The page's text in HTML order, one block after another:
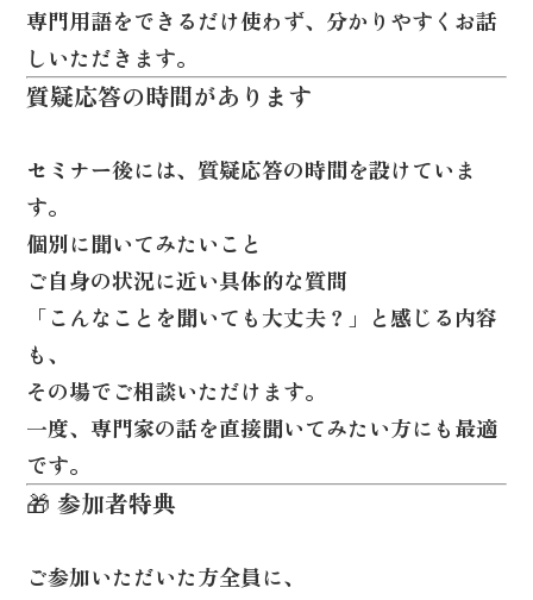
専門用語をできるだけ使わず、分かりやすく お話
しいただきます。
質疑応答の時間があります
セミナー後には、質疑応答の時間を設けていま
す。
個別に聞いてみたいこと
ご自身の状況に近い具体的な質問
「こんなことを聞いても大丈夫？」と感じる内容
も、
その場でご相談いただけます。
一度、専門家の話を直接聞いてみたい方にも最適
です。
🎁 参加者特典
ご参加いただいた方全員に、